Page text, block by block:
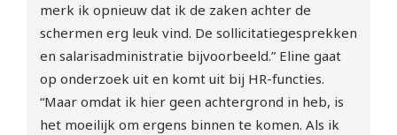
merk ik opnieuw dat ik de zaken achter de
schermen erg leuk vind. De sollicitatiegesprekken
en salarisadministratie bijvoorbeeld.” Eline gaat
op onderzoek uit en komt uit bij HR-functies.
“Maar omdat ik hier geen achtergrond in heb, is
het moeilijk om ergens binnen te komen. Als ik